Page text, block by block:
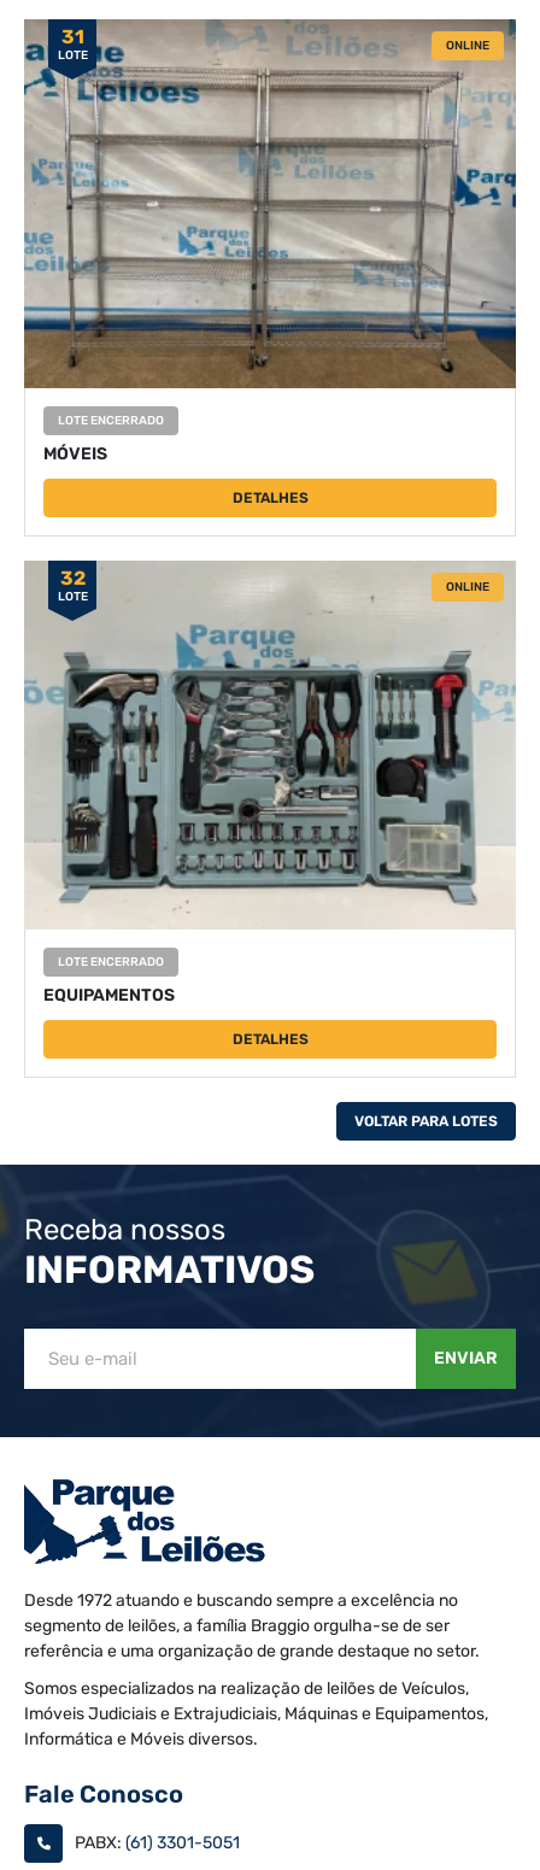
31
LOTE
ONLINE
LOTE ENCERRADO
MÓVEIS
DETALHES
32
LOTE
ONLINE
LOTE ENCERRADO
EQUIPAMENTOS
DETALHES
VOLTAR PARA LOTES
Receba nossos
INFORMATIVOS
ENVIAR
Desde 1972 atuando e buscando sempre a excelência no
segmento de leilões, a família Braggio orgulha-se de ser
referência e uma organização de grande destaque no setor.
Somos especializados na realização de leilões de Veículos,
Imóveis Judiciais e Extrajudiciais, Máquinas e Equipamentos,
Informática e Móveis diversos.
Fale Conosco
PABX: (61) 3301-5051